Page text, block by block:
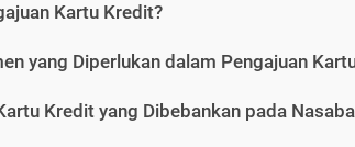
Kartu Kredit?
yang Diperlukan dalam Pengajuan
Kredit yang Dibebankan pada